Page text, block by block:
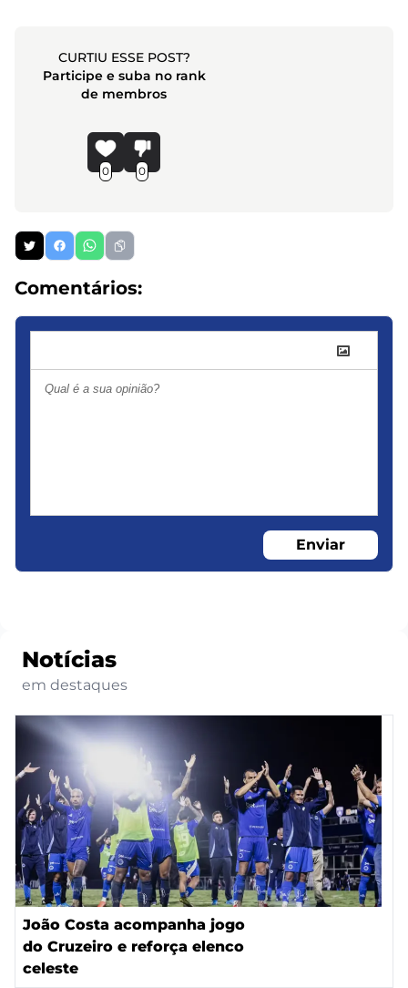
CURTIU ESSE POST?
Participe e suba no rank
de membros
0 0
Comentários:
Enviar
Notícias
em destaques
João Costa acompanha jogo
do Cruzeiro e reforça elenco
celeste